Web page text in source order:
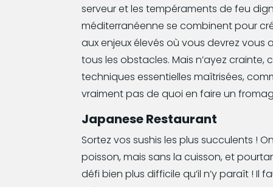
serveur et les tempéraments de feu
méditerranéenne se combinent pour
aux enjeux élevés où vous devrez vous
tous les obstacles. Mais n’ayez crainte,
techniques essentielles maîtrisées,
vraiment pas de quoi en faire un
Japanese Restaurant
Sortez vos sushis les plus succulents !
poisson, mais sans la cuisson, et
défi bien plus difficile qu’il n’y paraît ! Il